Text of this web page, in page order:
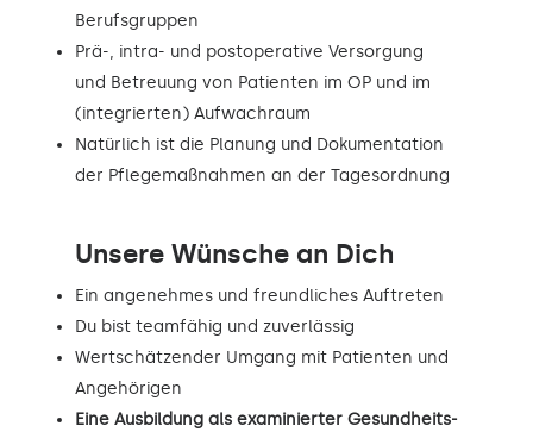
Berufsgruppen
Prä-, intra- und postoperative Versorgung
und Betreuung von Patienten im OP und im
(integrierten) Aufwachraum
Natürlich ist die Planung und Dokumentation
der Pflegemaßnahmen an der Tagesordnung
Unsere Wünsche an Dich
Ein angenehmes und freundliches Auftreten
Du bist teamfähig und zuverlässig
Wertschätzender Umgang mit Patienten und
Angehörigen
Eine Ausbildung als examinierter Gesundheits-